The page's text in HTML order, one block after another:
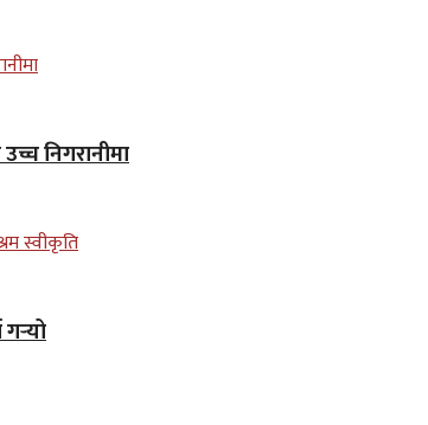
निगरानीमा